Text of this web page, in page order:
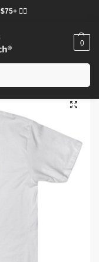
❤️‍🔥
0